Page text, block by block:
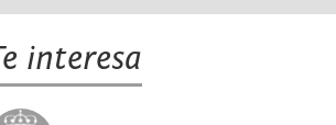
interesa